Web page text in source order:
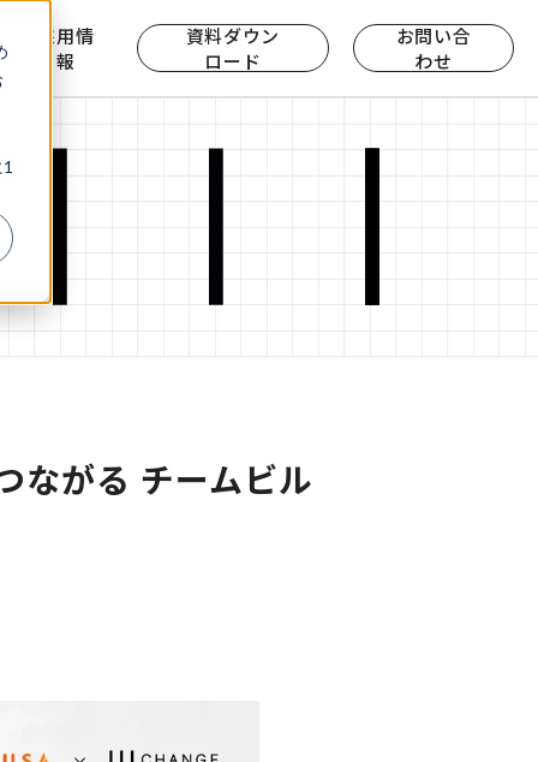
採用情
報
資料ダウン
ロード
お問い合
わせ
ながる チームビル